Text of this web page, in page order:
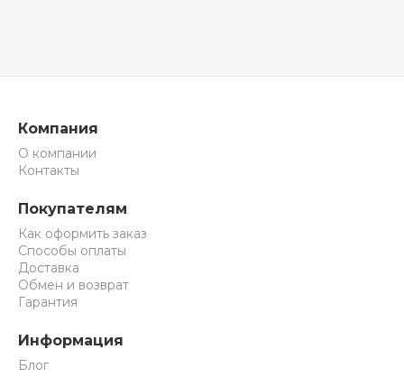
Компания
О компании
Контакты
Покупателям
Как оформить заказ
Способы оплаты
Доставка
Обмен и возврат
Гарантия
Информация
Блог